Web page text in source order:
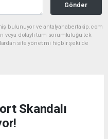
Gönder
bulunuyor ve antalyahabertakip.com
veya dolaylı tüm sorumluluğu tek
site yönetimi hiçbir şekilde
Skandalı